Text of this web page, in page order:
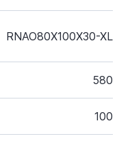
RNAO80X100X30-XL
580
100